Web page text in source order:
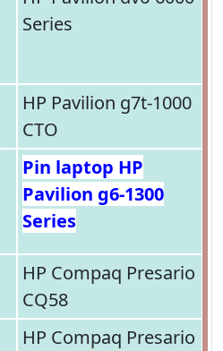
Series
HP Pavilion g7t-1000
CTO
Pin laptop HP
Pavilion g6-1300
Series
HP Compaq Presario
CQ58
HP Compaq Presario